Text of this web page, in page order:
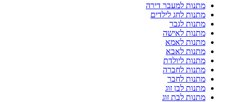
מתנות למעבר דירה
מתנות לחג לילדים
מתנות לגבר
מתנות לאישה
מתנות לאמא
מתנות לאבא
מתנות ליולדת
מתנות לחברה
מתנות לחבר
מתנות לבן זוג
מתנות לבת זוג